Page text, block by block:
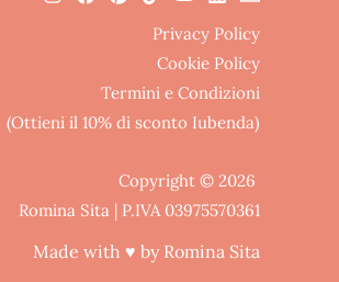
Privacy Policy
Cookie Policy
Termini e Condizioni
(Ottieni il 10% di sconto Iubenda)
Copyright © 2026
Romina Sita | P.IVA 03975570361
Made with ♥ by Romina Sita